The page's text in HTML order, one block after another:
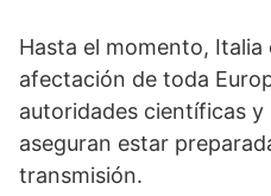
Hasta el momento,
afectación de toda
autoridades científicas y
aseguran estar
transmisión.